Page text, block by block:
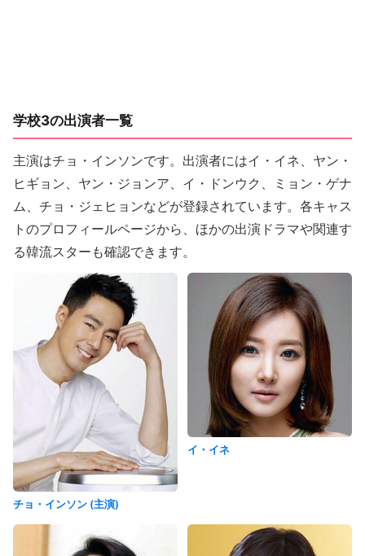
学校3の出演者一覧
主演はチョ・インソンです。出演者にはイ・イネ、ヤン・
ヒギョン、ヤン・ジョンア、イ・ドンウク、ミョン・ゲナ
ム、チョ・ジェヒョンなどが登録されています。各キャス
トのプロフィールページから、ほかの出演ドラマや関連す
る韓流スターも確認できます。
チョ・インソン (主演)
イ・イネ